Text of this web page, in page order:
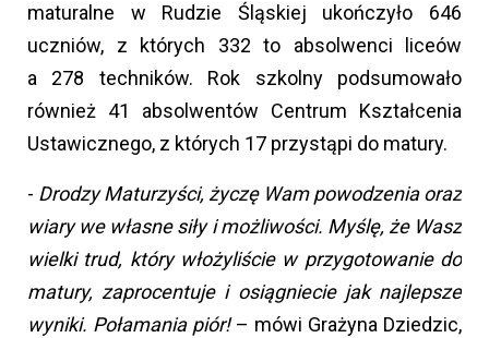
maturalne w Rudzie Śląskiej ukończyło 646
uczniów, z których 332 to absolwenci liceów
a 278 techników. Rok szkolny podsumowało
również 41 absolwentów Centrum Kształcenia
Ustawicznego, z których 17 przystąpi do matury.
- Drodzy Maturzyści, życzę Wam powodzenia oraz
wiary we własne siły i możliwości. Myślę, że Wasz
wielki trud, który włożyliście w przygotowanie do
matury, zaprocentuje i osiągniecie jak najlepsze
wyniki. Połamania piór!– mówi Grażyna Dziedzic,